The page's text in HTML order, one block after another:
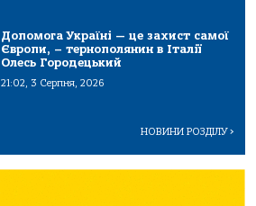
Допомога Україні — це захист самої
Європи, – тернополянин в Італії
Олесь Городецький
21:02, 3 Серпня, 2026
НОВИНИ РОЗДІЛУ>